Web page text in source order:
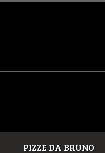
PIZZE DA BRUNO